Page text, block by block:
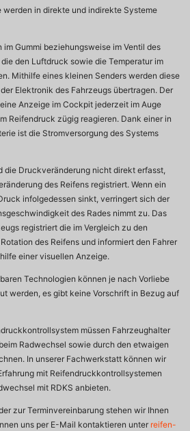
in direkte und indirekte Systeme
im Gummi beziehungsweise im Ventil des
den Luftdruck sowie die Temperatur im
Mithilfe eines kleinen Senders werden diese
Elektronik des Fahrzeugs übertragen. Der
Anzeige im Cockpit jederzeit im Auge
Reifendruck zügig reagieren. Dank einer in
ist die Stromversorgung des Systems
die Druckveränderung nicht direkt erfasst,
des Reifens registriert. Wenn ein
infolgedessen sinkt, verringert sich der
des Rades nimmt zu. Das
registriert die im Vergleich zu den
des Reifens und informiert den Fahrer
einer visuellen Anzeige.
Technologien können je nach Vorliebe
werden, es gibt keine Vorschrift in Bezug auf
müssen Fahrzeughalter
Radwechsel sowie durch den etwaigen
In unserer Fachwerkstatt können wir
mit Reifendruckkontrollsystemen
mit RDKS anbieten.
zur Terminvereinbarung stehen wir Ihnen
uns per E-Mail kontaktieren unter reifen-